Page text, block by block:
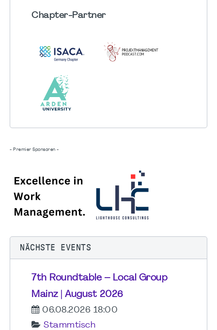
Chapter-Partner
- Premier Sponsoren -
NÄCHSTE EVENTS
7th Roundtable – Local Group
Mainz | August 2026
06.08.2026 18:00
Stammtisch